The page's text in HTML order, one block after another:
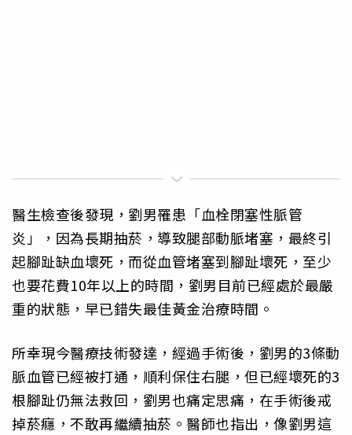
醫生檢查後發現，劉男罹患「血栓閉塞性脈管
炎」，因為長期抽菸，導致腿部動脈堵塞，最終引
起腳趾缺血壞死，而從血管堵塞到腳趾壞死，至少
也要花費10年以上的時間，劉男目前已經處於最嚴
重的狀態，早已錯失最佳黃金治療時間。
所幸現今醫療技術發達，經過手術後，劉男的3條動
脈血管已經被打通，順利保住右腿，但已經壞死的3
根腳趾仍無法救回，劉男也痛定思痛，在手術後戒
掉菸癮，不敢再繼續抽菸。醫師也指出，像劉男這